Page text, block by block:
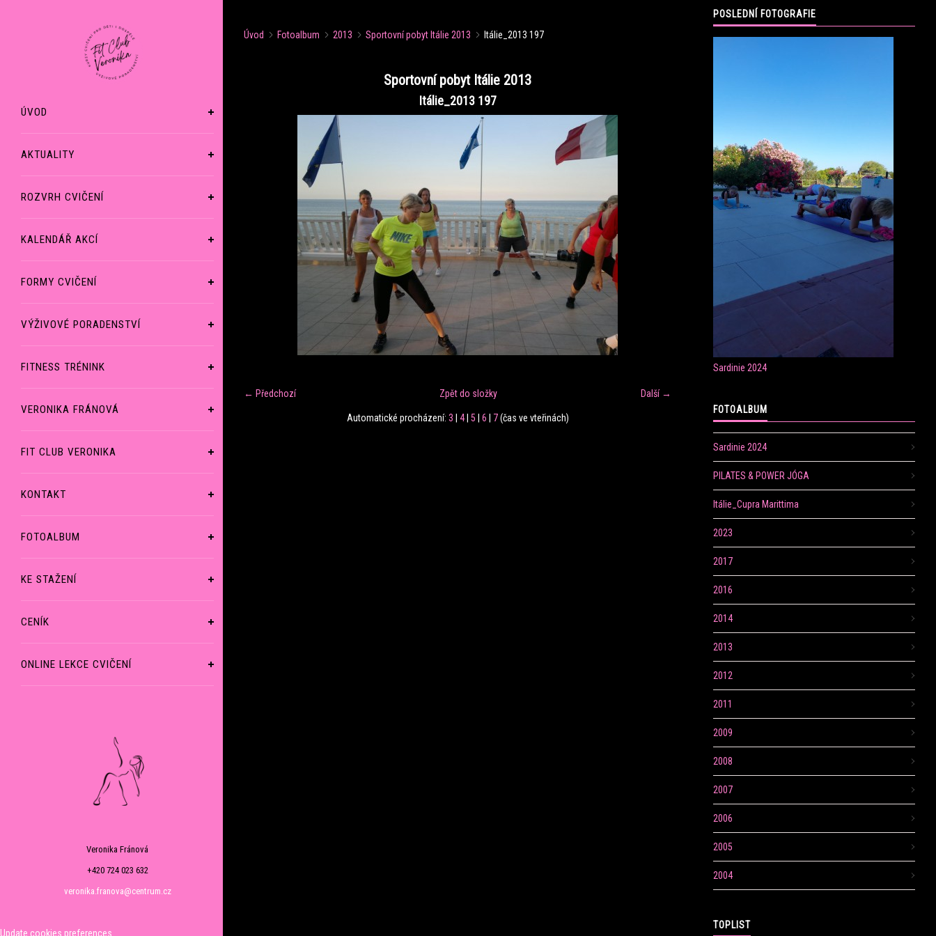
ÚVOD
AKTUALITY
ROZVRH CVIČENÍ
KALENDÁŘ AKCÍ
FORMY CVIČENÍ
VÝŽIVOVÉ PORADENSTVÍ
FITNESS TRÉNINK
VERONIKA FRÁNOVÁ
FIT CLUB VERONIKA
KONTAKT
FOTOALBUM
KE STAŽENÍ
CENÍK
ONLINE LEKCE CVIČENÍ
Veronika Fránová
+420 724 023 632
veronika.franova@centrum.cz
Update cookies preferences
Úvod Fotoalbum 2013 Sportovní pobyt Itálie 2013 Itálie_2013 197
Sportovní pobyt Itálie 2013
Itálie_2013 197
← Předchozí Další →
Zpět do složky
Automatické procházení: 3 4| 5 6 7(čas ve vteřinách)
POSLEDNÍ FOTOGRAFIE
Sardinie 2024
FOTOALBUM
Sardinie 2024
PILATES & POWER JÓGA
Itálie_Cupra Marittima
2023
2017
2016
2014
2013
2012
2011
2009
2008
2007
2006
2005
2004
TOPLIST